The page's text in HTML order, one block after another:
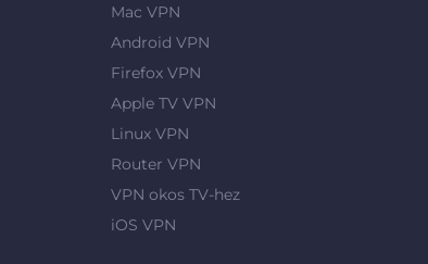
Mac VPN
Android VPN
Firefox VPN
Apple TV VPN
Linux VPN
Router VPN
VPN okos TV-hez
iOS VPN